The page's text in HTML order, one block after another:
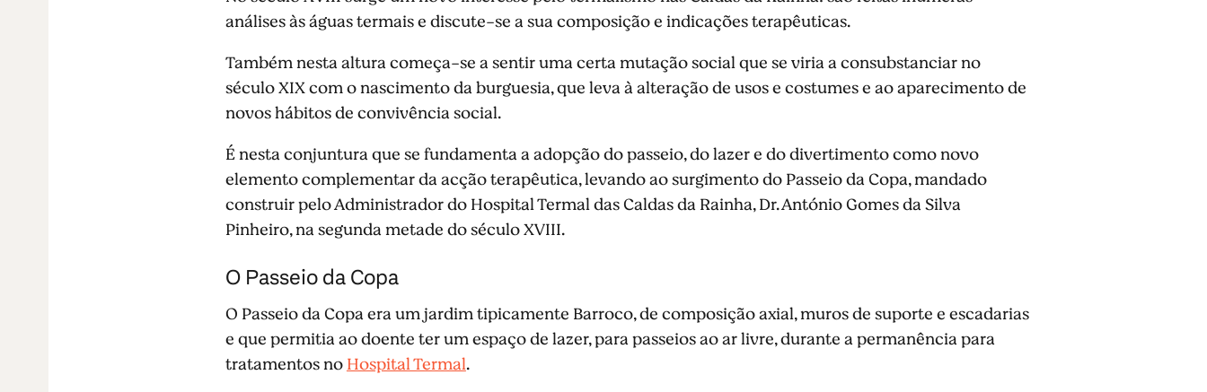
análises às águas termais e discute-se a sua composição e indicações terapêuticas.
Também nesta altura começa-se a sentir uma certa mutação social que se viria a consubstanciar no
século XIX com o nascimento da burguesia, que leva à alteração de usos e costumes e ao aparecimento de
novos hábitos de convivência social.
É nesta conjuntura que se fundamenta a adopção do passeio, do lazer e do divertimento como novo
elemento complementar da acção terapêutica, levando ao surgimento do Passeio da Copa, mandado
construir pelo Administrador do Hospital Termal das Caldas da Rainha, Dr. António Gomes da Silva
Pinheiro, na segunda metade do século XVIII.
O Passeio da Copa
O Passeio da Copa era um jardim tipicamente Barroco, de composição axial, muros de suporte e escadarias
e que permitia ao doente ter um espaço de lazer, para passeios ao ar livre, durante a permanência para
tratamentos noHospital Termal.